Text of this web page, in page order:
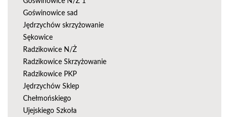
Goświnowice sad
Jędrzychów skrzyżowanie
Sękowice
Radzikowice N/Ż
Radzikowice Skrzyżowanie
Radzikowice PKP
Jędrzychów Sklep
Chełmońskiego
Ujejskiego Szkoła